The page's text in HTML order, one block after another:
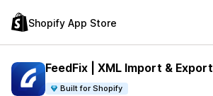
Shopify App Store
FeedFix | XML Import & Export
Built for Shopify